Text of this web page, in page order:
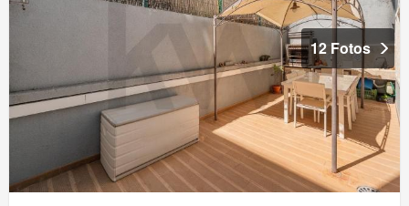
12 Fotos